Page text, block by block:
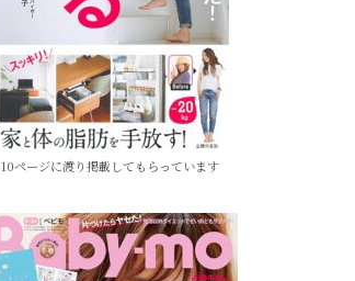
10ページに渡り掲載してもらっています